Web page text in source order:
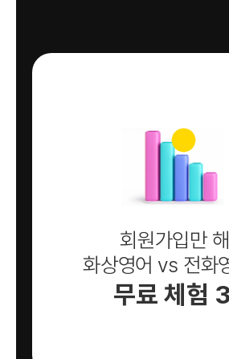
회원가입만
화상영어 vs 전화
무료 체험